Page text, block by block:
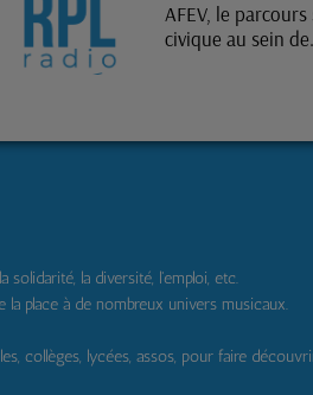
AFEV, le parcours
civique au sein de
la diversité, l'emploi, etc.
place à de nombreux univers musicaux.
collèges, lycées, assos, pour faire